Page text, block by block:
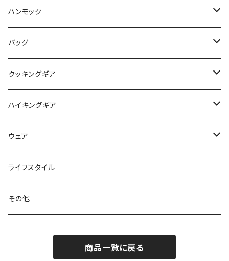
ペグ / ステークス
アクセサリー
シュラフ / キルト
ビビィ
マット
ピロー
ハンモック
ハンモック
アクセサリー
バッグ
バックパック
サコッシュ / ウェストポーチ
トートバッグ
パックアクセサリー
クッキングギア
バーナー / ストーブ / 燃料
クッカー / カップ
カトラリー
ボトル
ハイキングギア
ストック
スノーシュー / アイゼン
スタッフサック
ウェア
トップス
ハードシェル / レインウェア
ウェアアクセサリー
ライフスタイル
その他
商品一覧に戻る